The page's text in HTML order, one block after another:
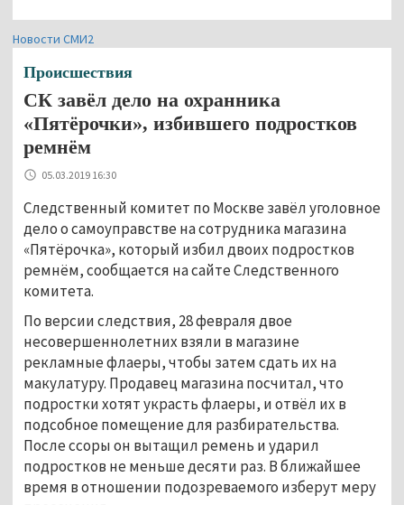
Новости СМИ2
Происшествия
СК завёл дело на охранника
«Пятёрочки», избившего подростков
ремнём
05.03.2019 16:30
Следственный комитет по Москве завёл уголовное
дело о самоуправстве на сотрудника магазина
«Пятёрочка», который избил двоих подростков
ремнём, сообщается на сайте Следственного
комитета.
По версии следствия, 28 февраля двое
несовершеннолетних взяли в магазине
рекламные флаеры, чтобы затем сдать их на
макулатуру. Продавец магазина посчитал, что
подростки хотят украсть флаеры, и отвёл их в
подсобное помещение для разбирательства.
После ссоры он вытащил ремень и ударил
подростков не меньше десяти раз. В ближайшее
время в отношении подозреваемого изберут меру